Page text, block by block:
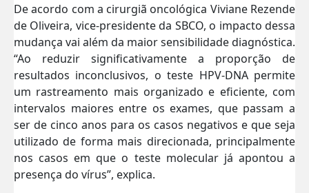
De acordo com a cirurgiã oncológica Viviane Rezende
de Oliveira, vice-presidente da SBCO, o impacto dessa
mudança vai além da maior sensibilidade diagnóstica.
“Ao reduzir significativamente a proporção de
resultados inconclusivos, o teste HPV-DNA permite
um rastreamento mais organizado e eficiente, com
intervalos maiores entre os exames, que passam a
ser de cinco anos para os casos negativos e que seja
utilizado de forma mais direcionada, principalmente
nos casos em que o teste molecular já apontou a
presença do vírus”, explica.